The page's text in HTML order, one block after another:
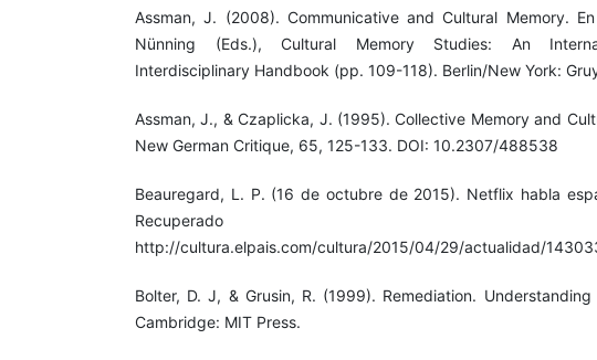
Assman, J. (2008). Communicative and Cultural Memory.
Nünning (Eds.), Cultural Memory Studies: An
Interdisciplinary Handbook (pp. 109-118). Berlin/New York:
Assman, J., & Czaplicka, J. (1995). Collective Memory and
New German Critique, 65, 125-133. DOI: 10.2307/488538
Beauregard, L. P. (16 de octubre de 2015). Netflix habla
Recuperado
http://cultura.elpais.com/cultura/2015/04/29/actualidad/
Bolter, D. J, & Grusin, R. (1999). Remediation.
Cambridge: MIT Press.